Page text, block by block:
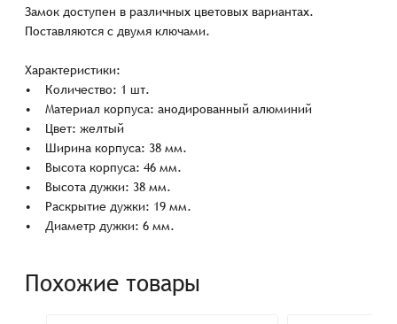
Замок доступен в различных цветовых вариантах.
Поставляются с двумя ключами.
Характеристики:
• Количество: 1 шт.
• Материал корпуса: анодированный алюминий
• Цвет: желтый
• Ширина корпуса: 38 мм.
• Высота корпуса: 46 мм.
• Высота дужки: 38 мм.
• Раскрытие дужки: 19 мм.
• Диаметр дужки: 6 мм.
Похожие товары